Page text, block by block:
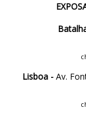
Lisboa - Av.